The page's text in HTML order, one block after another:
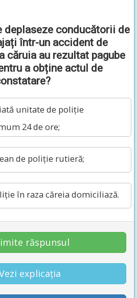
deplaseze conducătorii de
într-un accident de
căruia au rezultat pagube
a obține actul de
unitate de poliție
24 de ore;
de poliție rutieră;
în raza căreia domiciliază.
răspunsul
explicația